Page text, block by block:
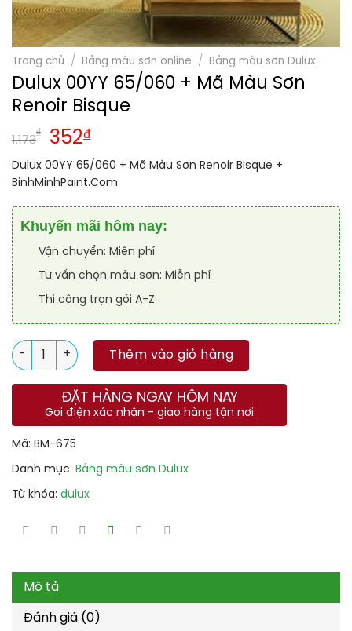
Trang chủ / Bảng màu sơn online / Bảng màu sơn Dulux
Dulux 00YY 65/060 + Mã Màu Sơn
Renoir Bisque
1.173
₫ 352₫
Dulux 00YY 65/060 + Mã Màu Sơn Renoir Bisque +
BinhMinhPaint.Com
Khuyến mãi hôm nay:
Vận chuyển: Miễn phí
Tư vấn chọn màu sơn: Miễn phí
Thi công trọn gói A-Z
Số lượng
Thêm vào giỏ hàng
ĐẶT HÀNG NGAY HÔM NAY
Gọi điện xác nhận - giao hàng tận nơi
Mã: BM-675
Danh mục: Bảng màu sơn Dulux
Từ khóa: dulux
Mô tả
Đánh giá (0)